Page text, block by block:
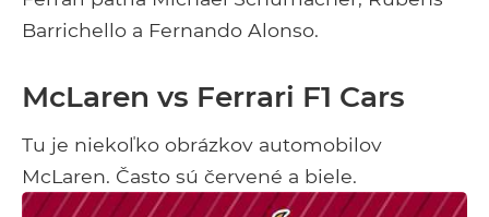
Barrichello a Fernando Alonso.
McLaren vs Ferrari F1 Cars
Tu je niekoľko obrázkov automobilov
McLaren. Často sú červené a biele.